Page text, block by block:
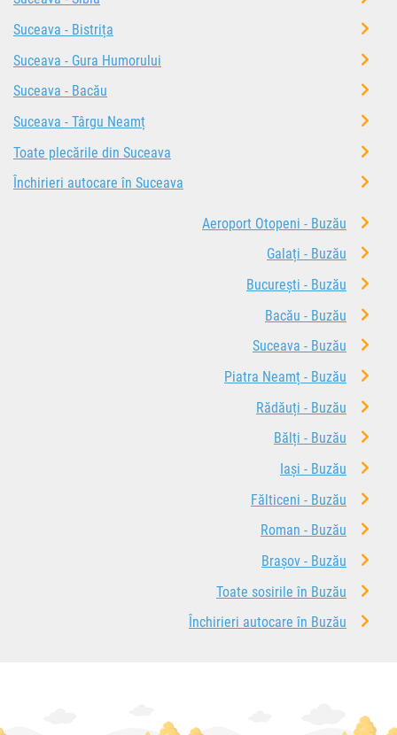
Suceava - Bistrița
Suceava - Gura Humorului
Suceava - Bacău
Suceava - Târgu Neamț
Toate plecările din Suceava
Închirieri autocare în Suceava
Aeroport Otopeni - Buzău
Galați - Buzău
București - Buzău
Bacău - Buzău
Suceava - Buzău
Piatra Neamț - Buzău
Rădăuți - Buzău
Bălți - Buzău
Iași - Buzău
Fălticeni - Buzău
Roman - Buzău
Brașov - Buzău
Toate sosirile în Buzău
Închirieri autocare în Buzău